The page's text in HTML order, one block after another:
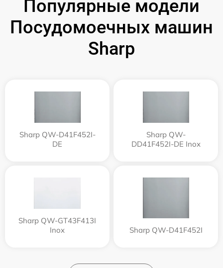
Популярные модели
Посудомоечных машин
Sharp
Sharp QW-D41F452I-
DE
Sharp QW-
DD41F452I-DE Inox
Sharp QW-GT43F413I
Inox
Sharp QW-D41F452I